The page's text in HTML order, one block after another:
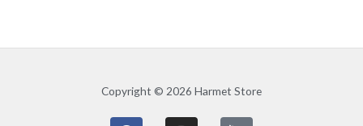
Copyright © 2026 Harmet Store